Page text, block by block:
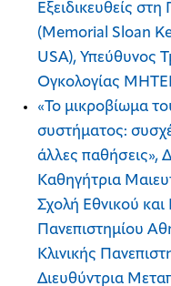
Εξειδικευθείς
(Memorial Sloan
USA), Υπεύθυνος
Ογκολογίας
«Το μικροβίωμα
συστήματος:
άλλες παθήσεις»,
Καθηγήτρια
Σχολή Εθνικού
Πανεπιστημίου
Κλινικής
Διευθύντρια